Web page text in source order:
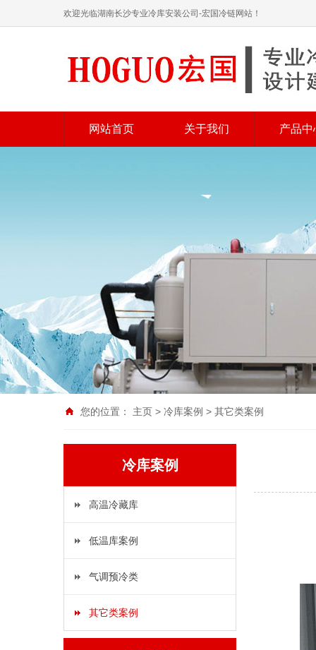
欢迎光临湖南长沙专业冷库安装公司-宏国冷链网站！
网站首页 关于我们 产品中
您的位置： 主页 > 冷库案例 > 其它类案例
冷库案例
高温冷藏库
低温库案例
气调预冷类
其它类案例